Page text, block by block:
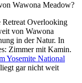
Wawona Meadow?
Overlooking
von Wawona
in der Natur. In
Zimmer mit Kamin.
Yosemite National
gar nicht weit